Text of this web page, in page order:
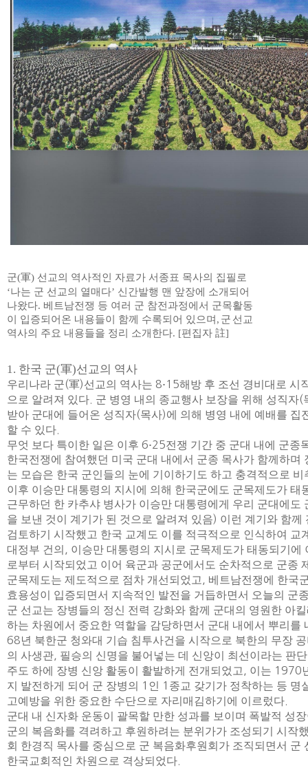
군(軍) 선교의 역사적인 자료가 서종표 목사의 집필로
‘나는 군 선교의 열매다’ 신간발행 맨 앞장에 소개되어
나왔다. 베트남전쟁 등 여러 군 참전과정에서 군목활동
이 입증되어온 내용들이 함께 수록되어 있으며 , 군 선교
역사의 주요 내용들을 정리 소개한다. [편집자 註]
1. 한국 군(軍)선교의 역사
우리나라 군(軍)선교의 역사는 8·15해방 후 조선 경비대로 시
으로 알려져 있다 군 병영 내의 종교행사 보장을 위해 성직자(
받아 군대에 들어온 성직자(목사)에 의해 병영 내에 예배를 집
할 수 있다
무엇 보다 특이한 일은 이후 6·25전쟁 기간 중 군대 내에 군종
한국전쟁에 참여했던 미국 군대 내에서 군종 목사가 함께하며
는 모습은 한국 군인들의 눈에 기이하기도 하고 충격적으로 비
이후 이승만 대통령의 지시에 의해 한국군에도 군목제도가 태
근무하던 한 카추샤 병사가 이승만 대통령에게 우리 군대에도
을 보낸 것이 계기가 된 것으로 알려져 있음) 이런 계기와 함께
검토하기 시작했고 한국 교계도 이를 적극적으로 인식하여 교
대정부 건의
이승만 대통령의 지시로 군목제도가 태동되기에
로부터 시작되었고 이어 육군과 공군에서도 순차적으로 군종
군목제도는 제도적으로 점차 개선되었고
베트남전쟁에 한국
효용성이 입증되면서 지속적인 발전을 거듭하면서 오늘의 군
군 선교는 장병들의 정신 전력 강화와 함께 군대의 영원한 아
하는 차원에서 중요한 역할을 감당하면서 군대 내에서 뿌리를
68년 북한군 청와대 기습 침투사건을 시작으로 북한의 무장
의 사생관 필승의 신명을 불어넣는 데 신앙이 최선이라는 판
주도 하에 장병 신앙 활동이 활발하게 전개되었고
이는 1970
지 발전하게 되어 군 장병의
1 인 1 종교 갖기가 정착하는 등 명
고예방을 위한 중요한 수단으로 자리매김하기에 이르렀다
군대 내 신자화 운동이 괄목할 만한 성과를 보이며 폭발적 성
군의 복음화를 격려하고 후원하려는 분위가가 조성되기 시작
회 한경직 목사를 중심으로 군 복음화후원회가 조직되면서 군
한국교회적인 차원으로 격상되었다